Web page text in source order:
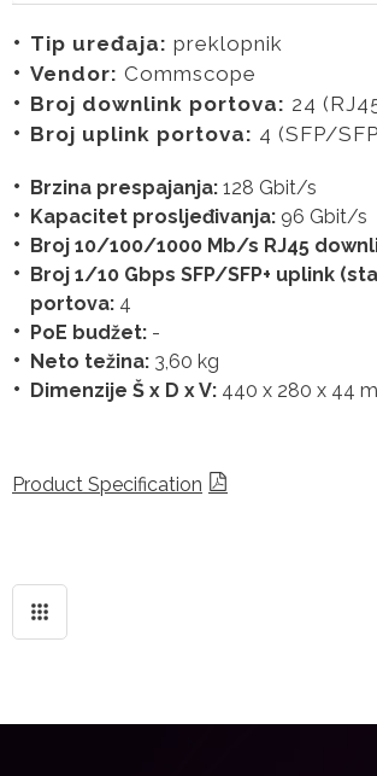
Tip uređaja: preklopnik
Vendor: Commscope
Broj downlink portova: 24
Broj uplink portova: 4 (SFP/
Brzina prespajanja: 128 Gbit/s
Kapacitet prosljeđivanja: 96 Gbit/s
Broj 10/100/1000 Mb/s RJ45
Broj 1/10 Gbps SFP/SFP+ uplink
portova: 4
PoE budžet: -
Neto težina: 3,60 kg
Dimenzije Š x D x V: 440 x 280 x 44
Product Specification